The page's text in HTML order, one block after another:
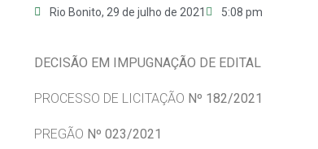
Rio Bonito, 29 de julho de 2021 5:08 pm
DECISÃO EM IMPUGNAÇÃO DE EDITAL
PROCESSO DE LICITAÇÃO Nº 182/2021
PREGÃO Nº 023/2021